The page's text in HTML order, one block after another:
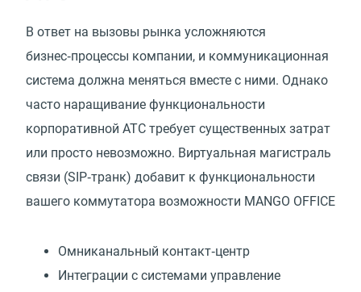
В ответ на вызовы рынка усложняются
бизнес‑процессы компании, и коммуникационная
система должна меняться вместе с ними. Однако
часто наращивание функциональности
корпоративной АТС требует существенных затрат
или просто невозможно. Виртуальная магистраль
связи (SIP‑транк) добавит к функциональности
вашего коммутатора возможности MANGO OFFICE
Омниканальный контакт‑центр
Интеграции с системами управление